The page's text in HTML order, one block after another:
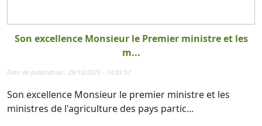
Son excellence Monsieur le Premier ministre et les
m...
Date de publication : 29/10/2025 - 14:03:57
Son excellence Monsieur le premier ministre et les
ministres de l'agriculture des pays partic...